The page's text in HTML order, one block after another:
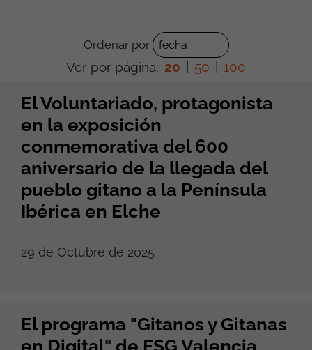
Ordenar por
Ver por página: 20 50 100
El Voluntariado, protagonista
en la exposición
conmemorativa del 600
aniversario de la llegada del
pueblo gitano a la Península
Ibérica en Elche
29 de Octubre de 2025
El programa "Gitanos y Gitanas
en Digital" de FSG Valencia